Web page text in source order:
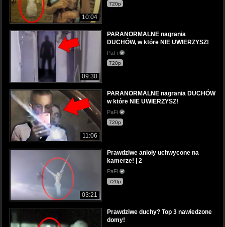
10:04
720p
09:30
PARANORMALNE nagrania
DUCHÓW, w które NIE UWIERZYSZ!
PaFi
720p
11:06
PARANORMALNE nagrania DUCHÓW
w które NIE UWIERZYSZ!
PaFi
720p
03:21
Prawdziwe anioły uchwycone na
kamerze! | 2
PaFi
720p
Prawdziwe duchy? Top 3 nawiedzone
domy!